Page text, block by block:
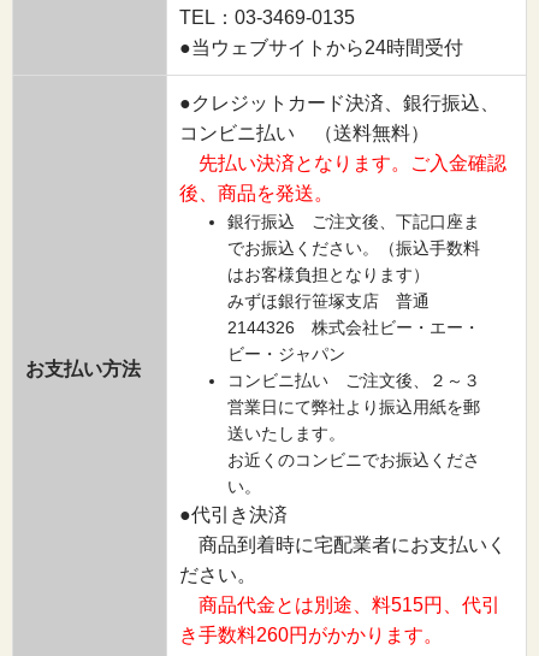
TEL：03-3469-0135
●当ウェブサイトから24時間受付
お支払い方法
●クレジットカード決済、銀行振込、
コンビニ払い （送料無料）
先払い決済となります。ご入金確認
後、商品を発送。
銀行振込 ご注文後、下記口座ま
でお振込ください。（振込手数料
はお客様負担となります）
みずほ銀行笹塚支店 普通
2144326 株式会社ビー・エー・
ビー・ジャパン
コンビニ払い ご注文後、２～３
営業日にて弊社より振込用紙を郵
送いたします。
お近くのコンビニでお振込くださ
い。
●代引き決済
商品到着時に宅配業者にお支払いく
ださい。
商品代金とは別途、料515円、代引
き手数料260円がかかります。